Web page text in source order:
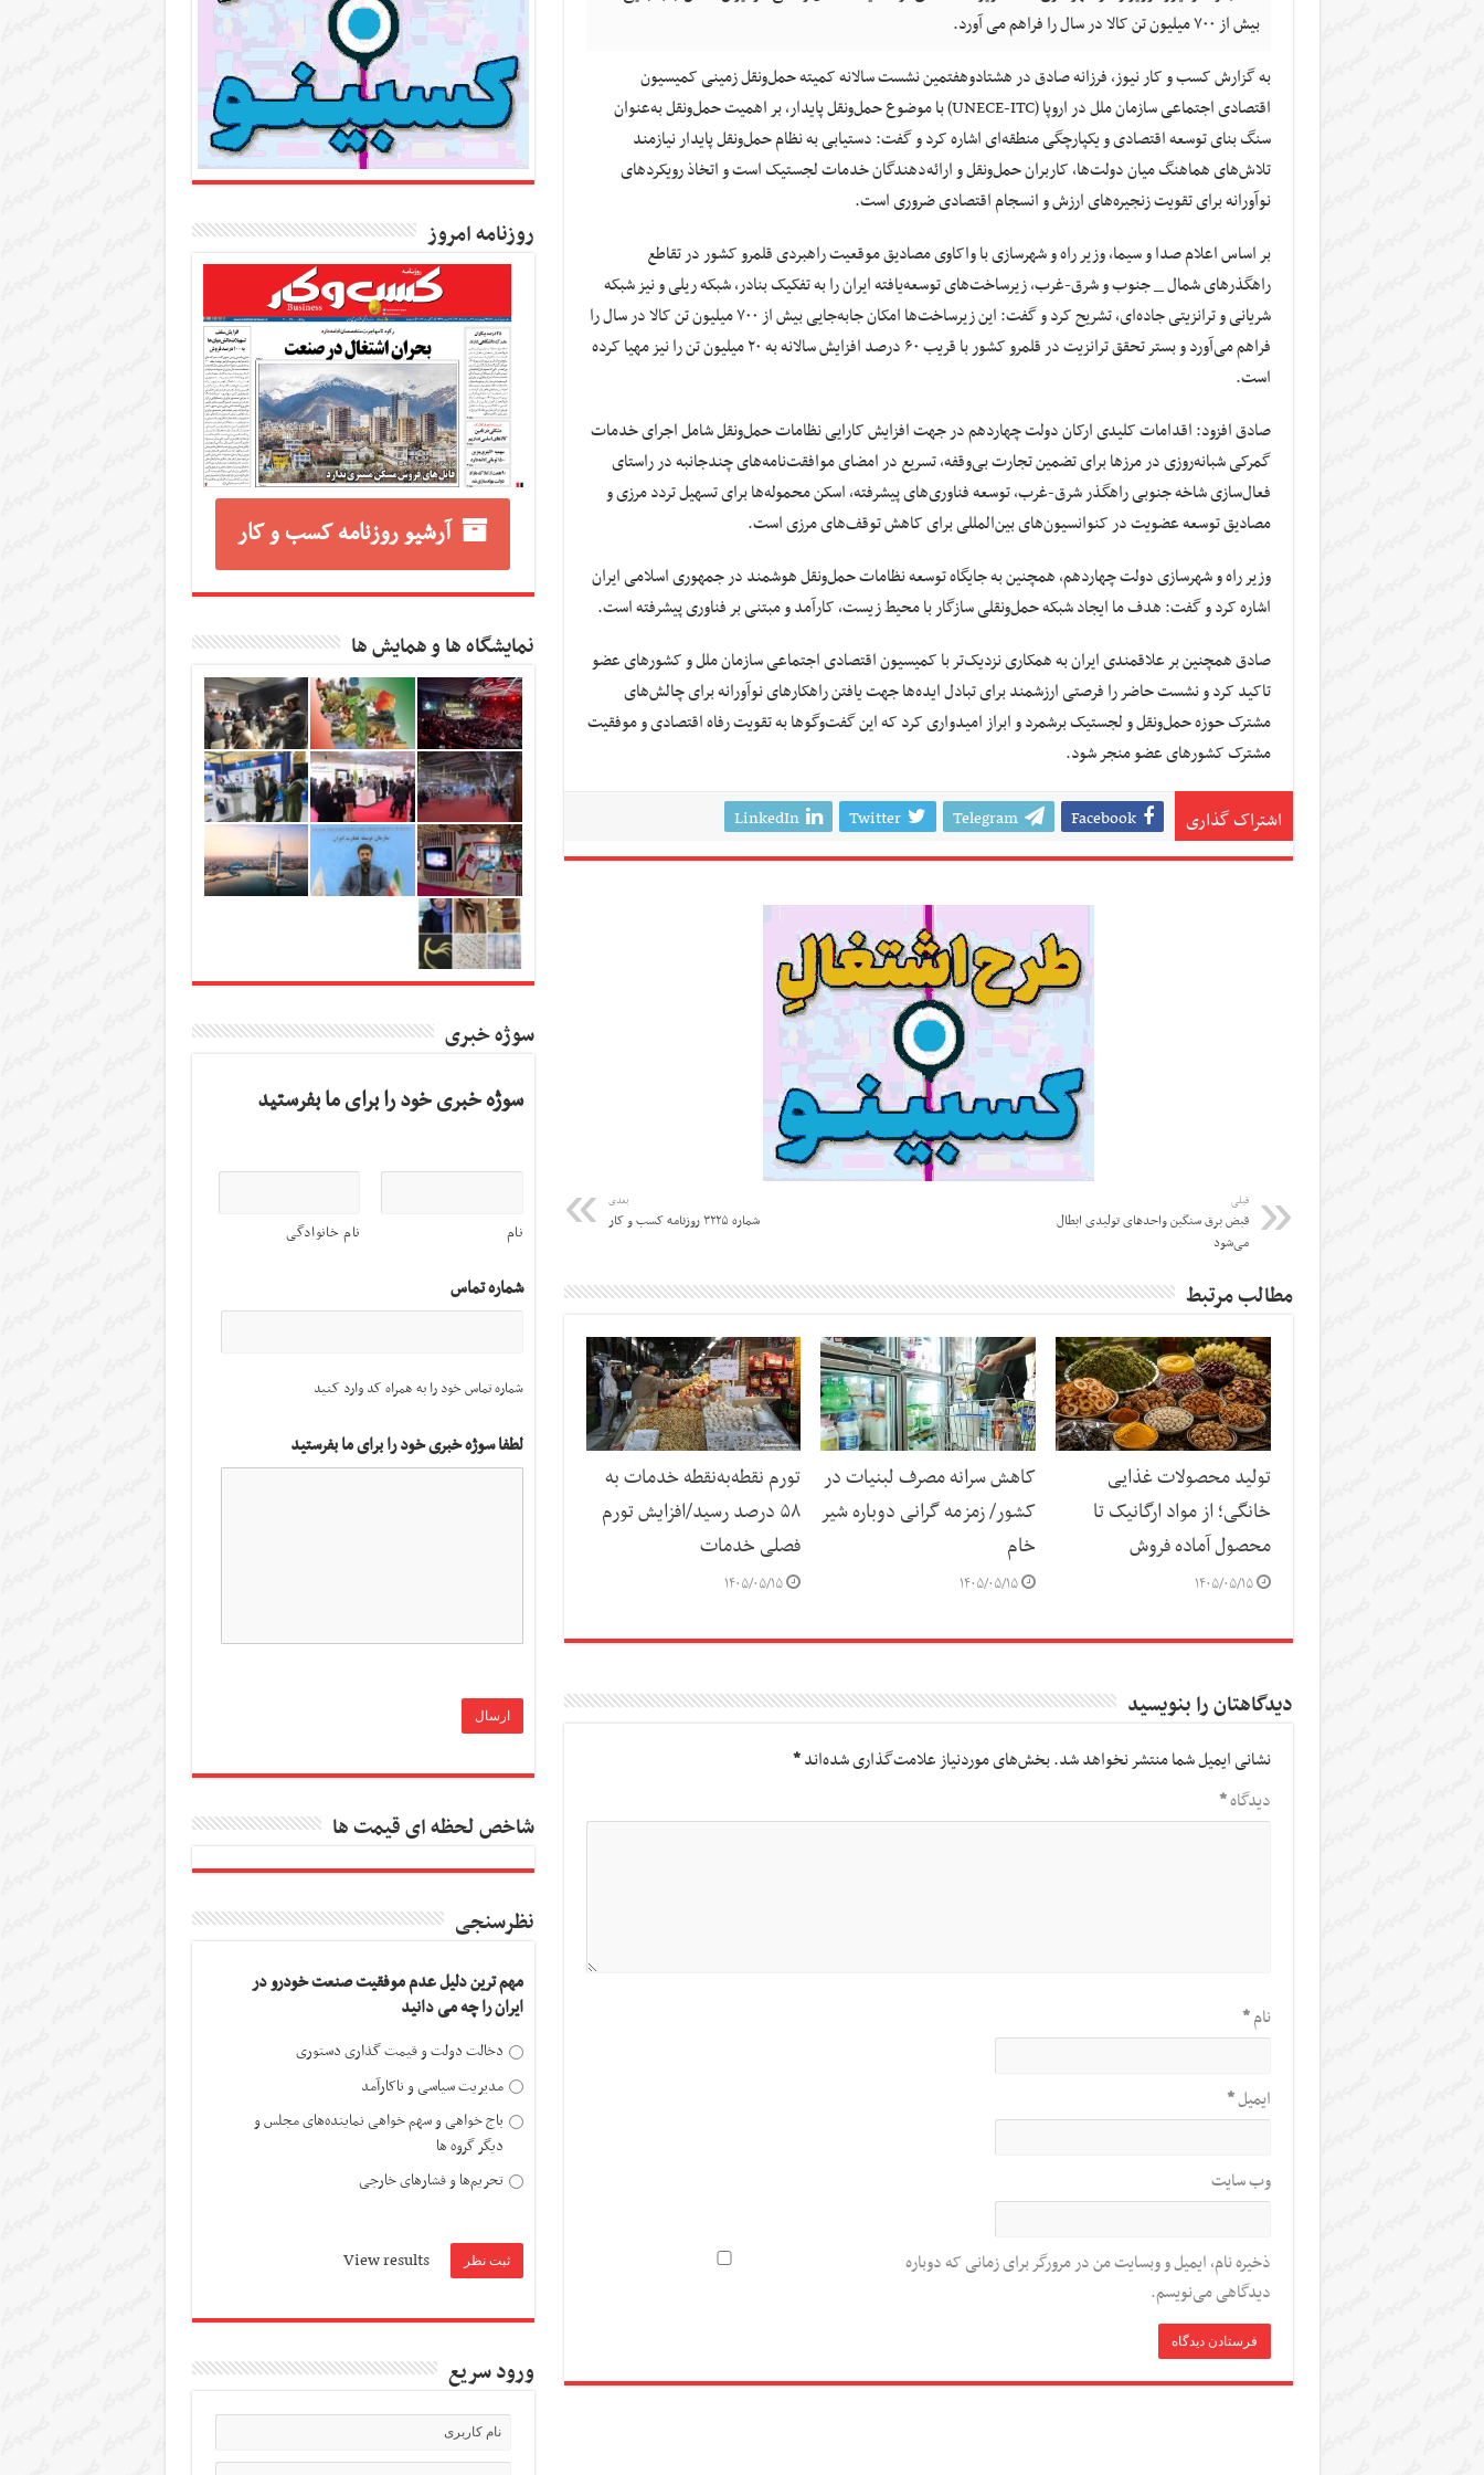
بیش از ۷۰۰ میلیون تن کالا در سال را فراهم می آورد.
به گزارش کسب و کار نیوز، فرزانه صادق در هشتادوهفتمین نشست سالانه کمیته حمل‌ونقل زمینی کمیسیون
اقتصادی اجتماعی سازمان ملل در اروپا (UNECE-ITC) با موضوع حمل‌ونقل پایدار، بر اهمیت حمل‌ونقل به‌عنوان
سنگ بنای توسعه اقتصادی و یکپارچگی منطقه‌ای اشاره کرد و گفت: دستیابی به نظام حمل‌ونقل پایدار نیازمند
تلاش‌های هماهنگ میان دولت‌ها، کاربران حمل‌ونقل و ارائه‌دهندگان خدمات لجستیک است و اتخاذ رویکردهای
نوآورانه برای تقویت زنجیره‌های ارزش و انسجام اقتصادی ضروری است.
بر اساس اعلام صدا و سیما، وزیر راه و شهرسازی با واکاوی مصادیق موقعیت راهبردی قلمرو کشور در تقاطع
راهگذرهای شمال _ جنوب و شرق-غرب، زیرساخت‌های توسعه‌یافته ایران را به تفکیک بنادر، شبکه ریلی و نیز شبکه
شریانی و ترانزیتی جاده‌ای، تشریح کرد و گفت: این زیرساخت‌ها امکان جابه‌جایی بیش از ۷۰۰ میلیون تن کالا در سال را
فراهم می‌آورد و بستر تحقق ترانزیت در قلمرو کشور با قریب ۶۰ درصد افزایش سالانه به ۲۰ میلیون تن را نیز مهیا کرده
است.
صادق افزود: اقدامات کلیدی ارکان دولت چهاردهم در جهت افزایش کارایی نظامات حمل‌ونقل شامل اجرای خدمات
گمرکی شبانه‌روزی در مرزها برای تضمین تجارت بی‌وقفه، تسریع در امضای موافقت‌نامه‌های چندجانبه در راستای
فعال‌سازی شاخه جنوبی راهگذر شرق-غرب، توسعه فناوری‌های پیشرفته، اسکن محموله‌ها برای تسهیل تردد مرزی و
مصادیق توسعه عضویت در کنوانسیون‌های بین‌المللی برای کاهش توقف‌های مرزی است.
وزیر راه و شهرسازی دولت چهاردهم، همچنین به جایگاه توسعه نظامات حمل‌ونقل هوشمند در جمهوری اسلامی ایران
اشاره کرد و گفت: هدف ما ایجاد شبکه حمل‌ونقلی سازگار با محیط زیست، کارآمد و مبتنی بر فناوری پیشرفته است.
صادق همچنین بر علاقمندی ایران به همکاری نزدیک‌تر با کمیسیون اقتصادی اجتماعی سازمان ملل و کشورهای عضو
تاکید کرد و نشست حاضر را فرصتی ارزشمند برای تبادل ایده‌ها جهت یافتن راهکارهای نوآورانه برای چالش‌های
مشترک حوزه حمل‌ونقل و لجستیک برشمرد و ابراز امیدواری کرد که این گفت‌وگوها به تقویت رفاه اقتصادی و موفقیت
مشترک کشورهای عضو منجر شود.
اشتراک گذاری Facebook
Telegram
Twitter
LinkedIn
قبلی
قبض برق سنگین واحدهای تولیدی ابطال
می‌شود
بعدی
شماره ۳۲۲۵ روزنامه کسب و کار
مطالب مرتبط
تولید محصولات غذایی
خانگی؛ از مواد ارگانیک تا
محصول آماده فروش
۱۴۰۵/۰۵/۱۵
کاهش سرانه مصرف لبنیات در
کشور/ زمزمه گرانی دوباره شیر
خام
۱۴۰۵/۰۵/۱۵
تورم نقطه‌به‌نقطه خدمات به
۵۸ درصد رسید/افزایش تورم
فصلی خدمات
۱۴۰۵/۰۵/۱۵
دیدگاهتان را بنویسید
نشانی ایمیل شما منتشر نخواهد شد.بخش‌های موردنیاز علامت‌گذاری شده‌اند*
دیدگاه*
نام*
ایمیل*
وب‌ سایت
ذخیره نام، ایمیل و وبسایت من در مرورگر برای زمانی که دوباره
دیدگاهی می‌نویسم.
روزنامه امروز
آرشیو روزنامه کسب و کار
نمایشگاه ها و همایش ها
سوژه خبری
سوژه خبری خود را برای ما بفرستید
نام نام خانوادگی
شماره تماس
شماره تماس خود را به همراه کد وارد کنید
لطفا سوژه خبری خود را برای ما بفرستید
شاخص لحظه ای قیمت ها
نظرسنجی
مهم ترین دلیل عدم موفقیت صنعت خودرو در
ایران را چه می دانید
دخالت دولت و قیمت گذاری دستوری
مدیریت سیاسی و ناکارآمد
باج خواهی و سهم خواهی نماینده‌های مجلس و
دیگر گروه ها
تحریم‌ها و فشارهای خارجی
View results
ورود سریع